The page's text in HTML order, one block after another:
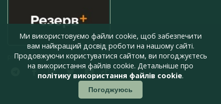
press@armyinform.com.ua
Ми використовуємо файли cookie, щоб забезпечити
вам найкращий досвід роботи на нашому сайті.
Продовжуючи користуватися сайтом, ви погоджуєтесь
на використання файлів cookie. Детальніше про
політику використання файлів cookie.
Погоджуюсь